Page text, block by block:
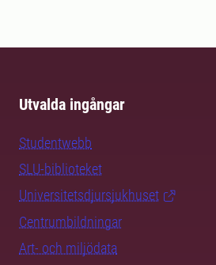
Utvalda ingångar
Studentwebb
SLU-biblioteket
Universitetsdjursjukhuset
Centrumbildningar
Art- och miljödata